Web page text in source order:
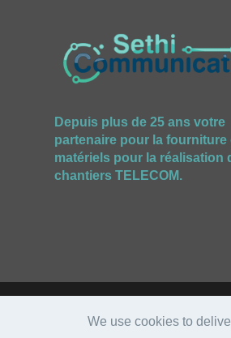
We use cookies to
Depuis plus de 25 ans votre
partenaire pour la fourniture
matériels pour la réalisation
chantiers TELECOM.